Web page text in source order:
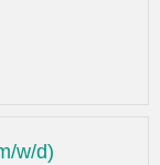
w/d)